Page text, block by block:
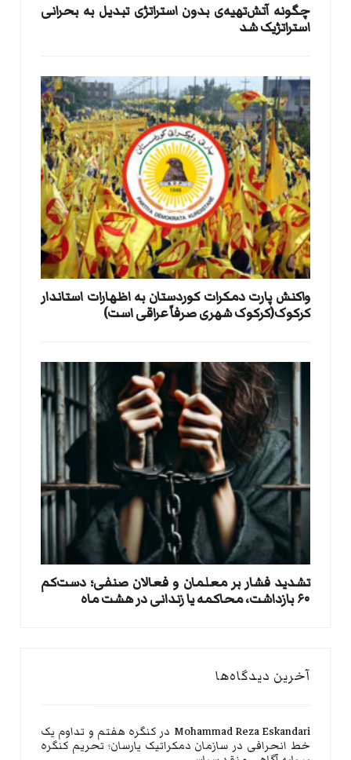
​چگونه آتش‌تهیه‌ی بدون استراتژی تبدیل به بحرانی
استراتژیک شد
واکنش پارت دمکرات کوردستان به اظهارات استاندار
کرکوک(کرکوک شهری صرفاً عراقی است)
تشدید فشار بر معلمان و فعالان صنفی؛ دست‌کم
۶۰ بازداشت، محاکمه یا زندانی در هشت ماه
آخرین دیدگاه‌ها
Mohammad Reza Eskandari در کنگره هفتم و تداوم یک
خط انحرافی در سازمان دمکراتیک یارسان؛ تحریم کنگره